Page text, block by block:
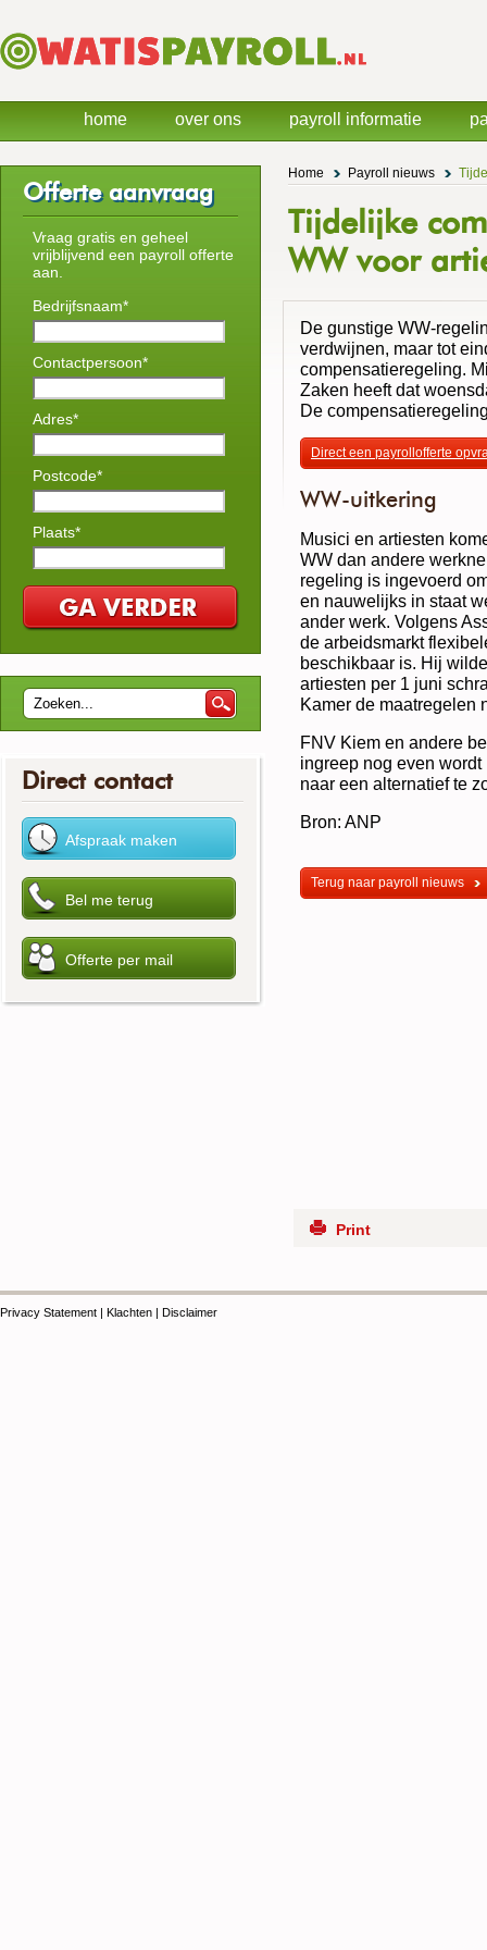
Home Payroll nieuws
Tijdelijke
WW voor
De gunstige WW-
verdwijnen, maar tot
compensatieregeling.
Zaken heeft dat
De
Direct een payrollofferte
WW-uitkering
Musici en artiesten
WW dan andere
regeling is ingevoerd
en nauwelijks in staat
ander werk. Volgens
de arbeidsmarkt
beschikbaar is. Hij
artiesten per 1 juni
Kamer de maatregelen
FNV Kiem en andere
ingreep nog even
naar een alternatief te
Bron: ANP
Terug naar payroll nieuws
Print
Offerte aanvraag
Vraag gratis en geheel
vrijblijvend een payroll offerte
aan.
Bedrijfsnaam*
Contactpersoon*
Adres*
Postcode*
Plaats*
Direct contact
Privacy Statement | Klachten | Disclaimer
home over ons payroll informatie